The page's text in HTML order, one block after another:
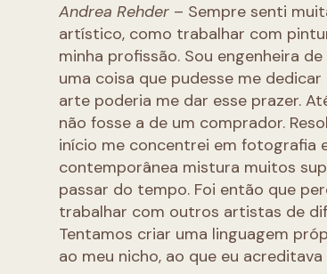
Andrea Rehder – Sempre senti
artístico, como trabalhar com
minha profissão. Sou engenheira
uma coisa que pudesse me
arte poderia me dar esse prazer.
não fosse a de um comprador.
início me concentrei em fotografia
contemporânea mistura muitos
passar do tempo. Foi então que
trabalhar com outros artistas de
Tentamos criar uma linguagem
ao meu nicho, ao que eu